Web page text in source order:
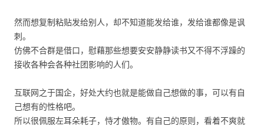
然而想复制粘贴发给别人，却不知道能发给谁，发给谁都像是讽
刺。
仿佛不合群是借口，慰藉那些想要安安静静读书又不得不浮躁的
接收各种会各种社团影响的人们。
互联网之于国企，好处大约也就是能做自己想做的事，可以有自
己想有的性格吧。
所以很佩服左耳朵耗子，恃才傲物。有自己的原则，看着不爽就